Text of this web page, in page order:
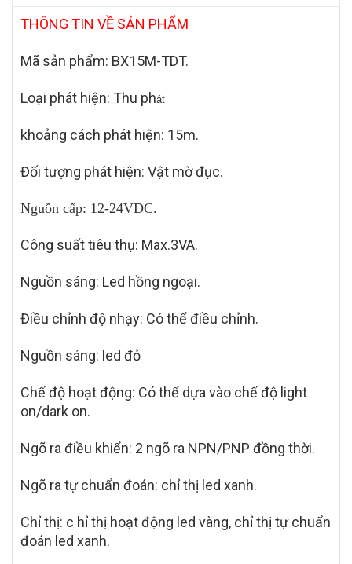
THÔNG TIN VỀ SẢN PHẨM
Mã sản phẩm: BX15M-TDT.
Loại phát hiện: Thu phát
khoảng cách phát hiện: 15m.
Đối tượng phát hiện: Vật mờ đục.
Nguồn cấp: 12-24VDC.
Công suất tiêu thụ: Max.3VA.
Nguồn sáng: Led hồng ngoại.
Điều chỉnh độ nhạy: Có thể điều chỉnh.
Nguồn sáng: led đỏ
Chế độ hoạt động: Có thể dựa vào chế độ light
on/dark on.
Ngõ ra điều khiển: 2 ngõ ra NPN/PNP đồng thời.
Ngõ ra tự chuẩn đoán: chỉ thị led xanh.
Chỉ thị: c hỉ thị hoạt động led vàng, chỉ thị tự chuẩn
đoán led xanh.